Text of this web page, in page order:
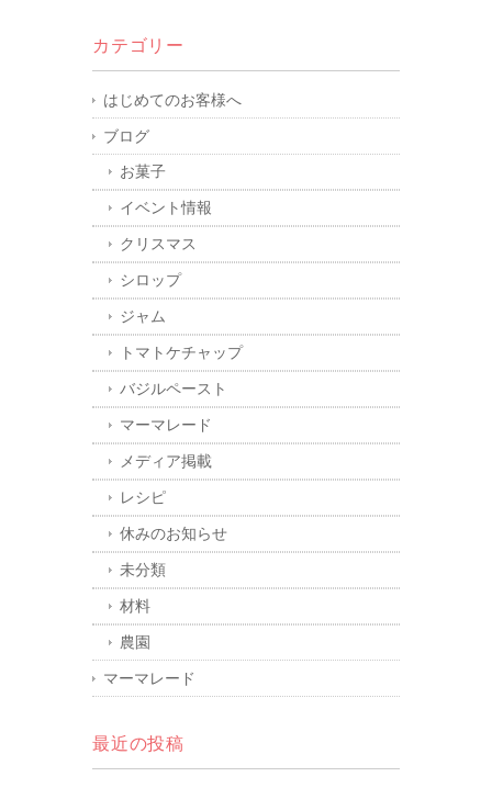
カテゴリー
はじめてのお客様へ
ブログ
お菓子
イベント情報
クリスマス
シロップ
ジャム
トマトケチャップ
バジルペースト
マーマレード
メディア掲載
レシピ
休みのお知らせ
未分類
材料
農園
マーマレード
最近の投稿